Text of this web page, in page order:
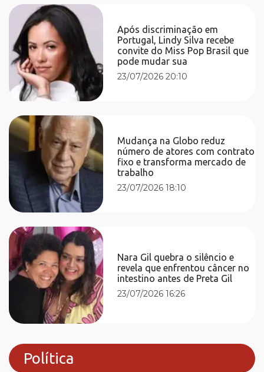
Após discriminação em
Portugal, Lindy Silva recebe
convite do Miss Pop Brasil que
pode mudar sua
23/07/2026 20:10
Mudança na Globo reduz
número de atores com contrato
fixo e transforma mercado de
trabalho
23/07/2026 18:10
Nara Gil quebra o silêncio e
revela que enfrentou câncer no
intestino antes de Preta Gil
23/07/2026 16:26
Política